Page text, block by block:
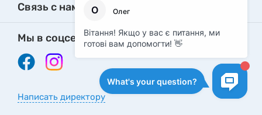
Связь с нами
Мы в соцсетях
Написать директору